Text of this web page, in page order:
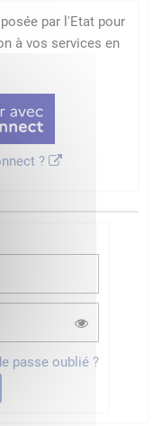
par l'Etat pour
à vos services en
?
passe oublié ?